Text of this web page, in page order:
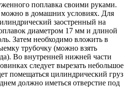
поплавка своими руками.
в домашних условиях. Для
заостренный на
диаметром 17 мм и длиной
Затем необходимо вложить в
трубочку (можно взять
Во внутренней нижней части
следует вырезать небольшое
помещаться цилиндрический груз
должно иметься отверстие под